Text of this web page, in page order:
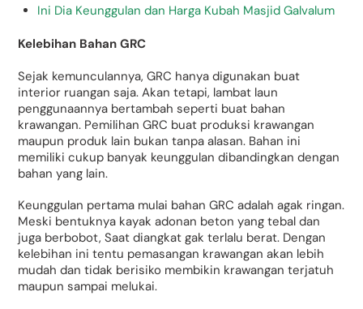
Ini Dia Keunggulan dan Harga Kubah Masjid Galvalum
Kelebihan Bahan GRC
Sejak kemunculannya, GRC hanya digunakan buat
interior ruangan saja. Akan tetapi, lambat laun
penggunaannya bertambah seperti buat bahan
krawangan. Pemilihan GRC buat produksi krawangan
maupun produk lain bukan tanpa alasan. Bahan ini
memiliki cukup banyak keunggulan dibandingkan dengan
bahan yang lain.
Keunggulan pertama mulai bahan GRC adalah agak ringan.
Meski bentuknya kayak adonan beton yang tebal dan
juga berbobot, Saat diangkat gak terlalu berat. Dengan
kelebihan ini tentu pemasangan krawangan akan lebih
mudah dan tidak berisiko membikin krawangan terjatuh
maupun sampai melukai.